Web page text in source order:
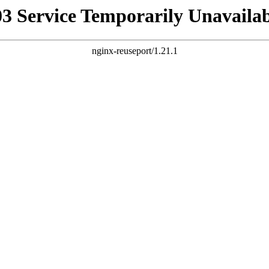
Service Temporarily
nginx-reuseport/1.21.1